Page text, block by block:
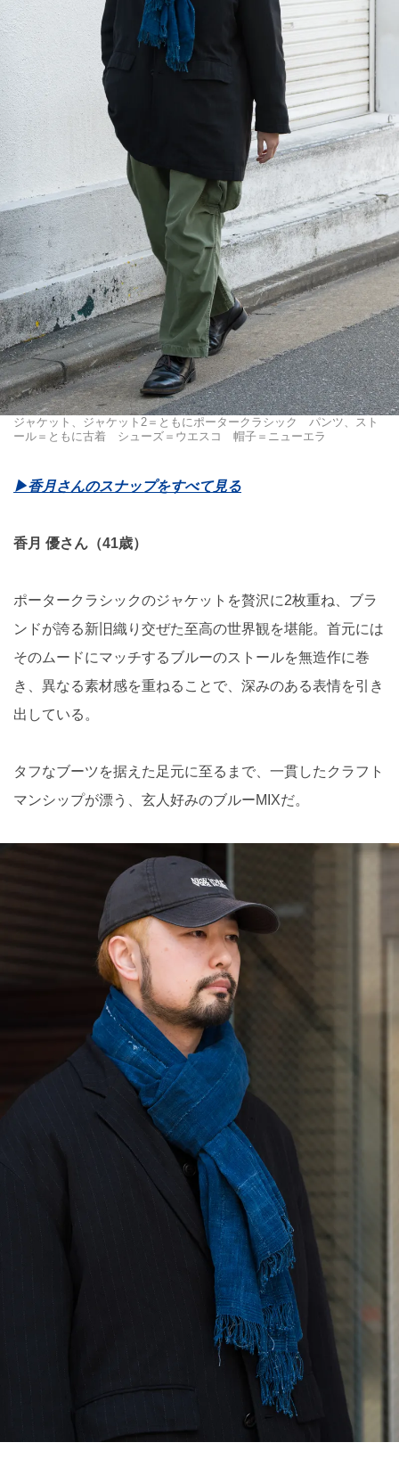
ジャケット、ジャケット2＝ともにポータークラシック パンツ、スト
ール＝ともに古着 シューズ＝ウエスコ 帽子＝ニューエラ
▶︎香月さんのスナップをすべて見る
香月 優さん（41歳）
ポータークラシックのジャケットを贅沢に2枚重ね、ブラ
ンドが誇る新旧織り交ぜた至高の世界観を堪能。首元には
そのムードにマッチするブルーのストールを無造作に巻
き、異なる素材感を重ねることで、深みのある表情を引き
出している。
タフなブーツを据えた足元に至るまで、一貫したクラフト
マンシップが漂う、玄人好みのブルーMIXだ。